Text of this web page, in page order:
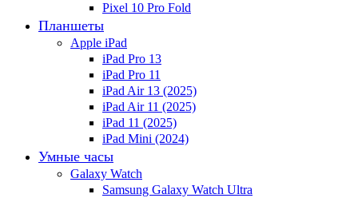
Pixel 10 Pro Fold
Планшеты
Apple iPad
iPad Pro 13
iPad Pro 11
iPad Air 13 (2025)
iPad Air 11 (2025)
iPad 11 (2025)
iPad Mini (2024)
Умные часы
Galaxy Watch
Samsung Galaxy Watch Ultra